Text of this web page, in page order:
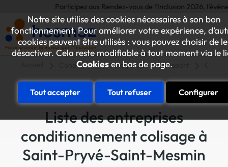
Notre site utilise des cookies nécessaires à son bon
fonctionnement. Pour améliorer votre expérience,
cookies peuvent être utilisés : vous pouvez choisir de
désactiver. Cela reste modifiable à tout moment via le
Cookiesen bas de page.
Tout accepter Tout refuser Configurer
Participez aux Rendez-vous de l'Inclusion 2026,
Conditionnement, logistique et transport
Liste des entreprises
conditionnement colisage à
Saint-Pryvé-Saint-Mesmin